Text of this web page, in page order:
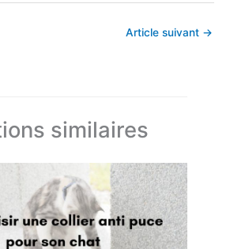
Article suivant →
similaires